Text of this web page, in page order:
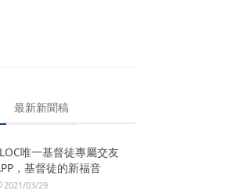
最新新聞稿
唯一基督徒專屬交友
，基督徒的新福音
2021/03/29